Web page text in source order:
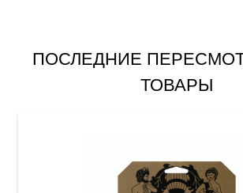
ПОСЛЕДНИЕ
ТОВАРЫ